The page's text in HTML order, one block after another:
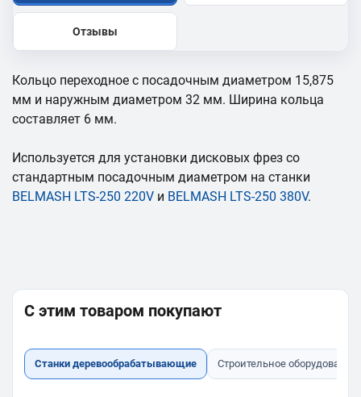
Отзывы
Кольцо переходное с посадочным диаметром 15,875
мм и наружным диаметром 32 мм. Ширина кольца
составляет 6 мм.
Используется для установки дисковых фрез со
стандартным посадочным диаметром на станки
BELMASH LTS-250 220V и BELMASH LTS-250 380V.
С этим товаром покупают
Станки деревообрабатывающие Строительное оборудование